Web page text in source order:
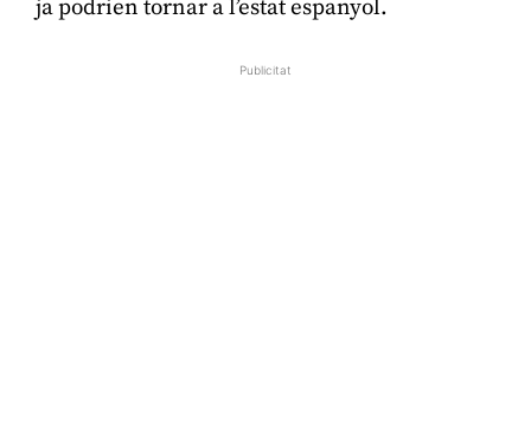
ja podrien tornar a l’estat espanyol.
Publicitat